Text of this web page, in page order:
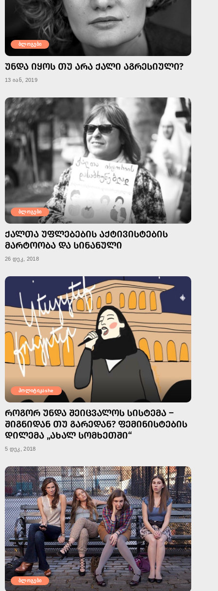
ბლოგები
ᲣᲜᲓᲐ ᲘᲧᲝᲡ ᲗᲣ ᲐᲠᲐ ᲥᲐᲚᲘ ᲐᲒᲠᲔᲡᲘᲣᲚᲘ?
13 იან, 2019
ბლოგები
ᲥᲐᲚᲗᲐ ᲣᲤᲚᲔᲑᲔᲑᲘᲡ ᲐᲥᲢᲘᲕᲘᲡᲢᲔᲑᲘᲡ
ᲛᲐᲠᲢᲝᲝᲑᲐ ᲓᲐ ᲡᲘᲜᲐᲜᲣᲚᲘ
26 დეკ, 2018
პოლიტიკაshe
ᲠᲝᲒᲝᲠ ᲣᲜᲓᲐ ᲨᲔᲘᲪᲕᲐᲚᲝᲡ ᲡᲘᲡᲢᲔᲛᲐ –
ᲨᲘᲒᲜᲘᲓᲐᲜ ᲗᲣ ᲒᲐᲠᲔᲓᲐᲜ? ᲤᲔᲛᲘᲜᲘᲡᲢᲔᲑᲘᲡ
ᲓᲘᲚᲔᲛᲐ „ᲐᲮᲐᲚ ᲡᲝᲛᲮᲔᲗᲨᲘ“
5 დეკ, 2018
ბლოგები